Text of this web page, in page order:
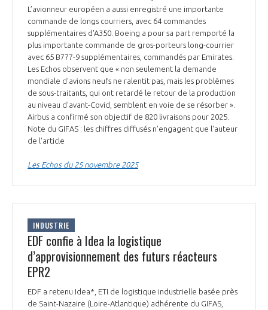
L’avionneur européen a aussi enregistré une importante
commande de longs courriers, avec 64 commandes
supplémentaires d'A350. Boeing a pour sa part remporté la
plus importante commande de gros-porteurs long-courrier
avec 65 B777-9 supplémentaires, commandés par Emirates.
Les Echos observent que « non seulement la demande
mondiale d'avions neufs ne ralentit pas, mais les problèmes
de sous-traitants, qui ont retardé le retour de la production
au niveau d'avant-Covid, semblent en voie de se résorber ».
Airbus a confirmé son objectif de 820 livraisons pour 2025.
Note du GIFAS : les chiffres diffusés n'engagent que l'auteur
de l'article
Les Echos du 25 novembre 2025
INDUSTRIE
EDF confie à Idea la logistique
d’approvisionnement des futurs réacteurs
EPR2
EDF a retenu Idea*, ETI de logistique industrielle basée près
de Saint-Nazaire (Loire-Atlantique) adhérente du GIFAS,